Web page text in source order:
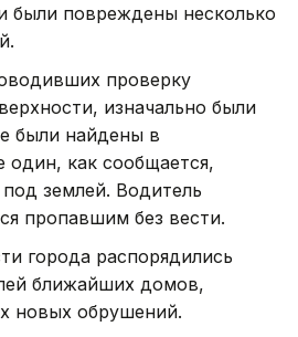
были повреждены несколько
проверку
изначально были
были найдены в
один, как сообщается,
землей. Водитель
пропавшим без вести.
города распорядились
ближайших домов,
новых обрушений.